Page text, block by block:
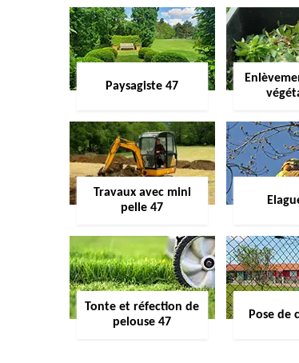
Paysagiste 47
Travaux avec mini
pelle 47
Tonte et réfection de
pelouse 47
Pose de